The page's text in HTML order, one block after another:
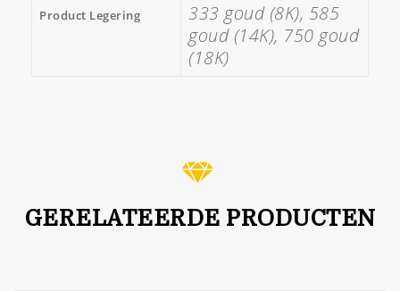
Product Legering
333 goud (8K), 585
goud (14K), 750 goud
(18K)
GERELATEERDE PRODUCTEN